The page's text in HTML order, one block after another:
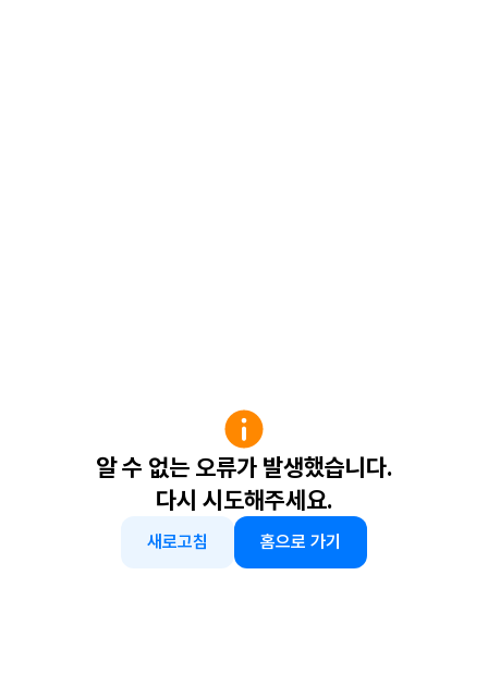
알 수 없는 오류가 발생했습니다.
다시 시도해주세요.
새로고침 홈으로 가기